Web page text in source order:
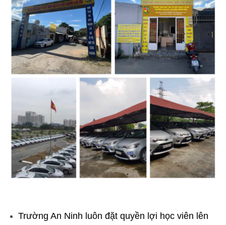
Trường An Ninh luôn đặt quyền lợi học viên lên